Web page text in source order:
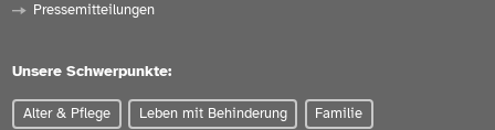
Pressemitteilungen
Unsere Schwerpunkte:
Alter & Pflege Leben mit Behinderung Familie